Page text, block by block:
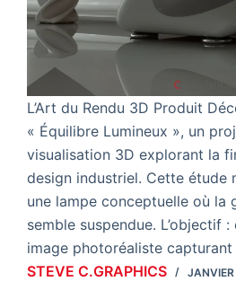
L’Art du Rendu 3D Produit
« Équilibre Lumineux », un
visualisation 3D explorant la
design industriel. Cette étude
une lampe conceptuelle où la
semble suspendue. L’objectif :
image photoréaliste
STEVE C.GRAPHICS